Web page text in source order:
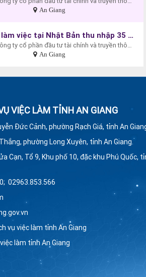
An Giang
03 Nam làm nông, làm việc tại Nhật Bản thu nhập 35 triệu đồng/tháng
TẬP ĐOÀN SAO MAI - Công ty cổ phần đầu tư tài chính và truyền thông quốc tế (MIF)
An Giang
VIỆC LÀM TỈNH AN GIANG
Đức Cảnh, phường Rạch Giá, tỉnh An
phường Long Xuyên, tỉnh An Giang.
Cạn, Tổ 9, Khu phố 10, đặc khu Phú Quốc,
02963.853.566
vụ việc làm tỉnh An Giang
làm tỉnh An Giang